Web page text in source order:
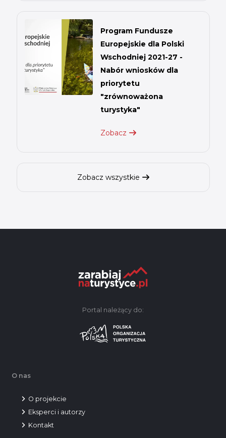
Program Fundusze
Europejskie dla Polski
Wschodniej 2021-27 -
Nabór wniosków dla
priorytetu
"zrównoważona
turystyka"
Zobacz
Zobacz wszystkie
Portal należący do:
O nas
O projekcie
Eksperci i autorzy
Kontakt